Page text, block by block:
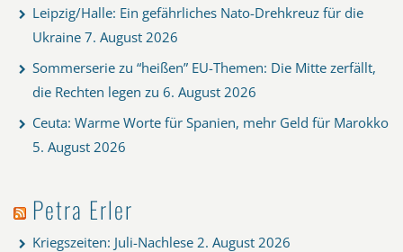
Leipzig/Halle: Ein gefährliches Nato-Drehkreuz für die
Ukraine 7. August 2026
Sommerserie zu “heißen” EU-Themen: Die Mitte zerfällt,
die Rechten legen zu 6. August 2026
Ceuta: Warme Worte für Spanien, mehr Geld für Marokko
5. August 2026
Petra Erler
Kriegszeiten: Juli-Nachlese 2. August 2026